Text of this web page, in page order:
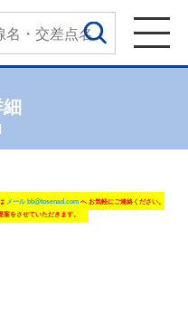
メール bb@tosenad.com へ お気軽にご連絡ください。
をさせていただきます。